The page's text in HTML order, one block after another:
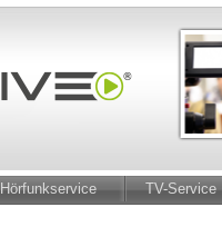
Hörfunkservice TV-Service